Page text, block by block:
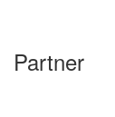
Partner